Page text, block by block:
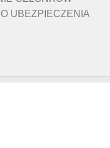
UBEZPIECZENIA